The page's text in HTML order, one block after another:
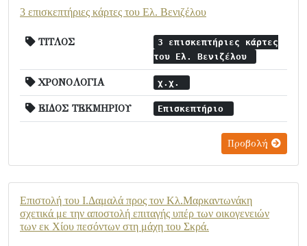
3 επισκεπτήριες κάρτες του Ελ. Βενιζέλου
ΤΙΤΛΟΣ
3 επισκεπτήριες κάρτες
του Ελ. Βενιζέλου
ΧΡΟΝΟΛΟΓΙΑ χ.χ.
ΕΙΔΟΣ ΤΕΚΜΗΡΙΟΥ Επισκεπτήριο
Προβολή
Επιστολή του Ι.Δαμαλά προς τον Κλ.Μαρκαντωνάκη
σχετικά με την αποστολή επιταγής υπέρ των οικογενειών
των εκ Χίου πεσόντων στη μάχη του Σκρά.